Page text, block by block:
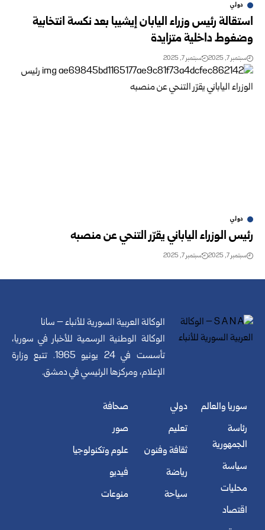
دولي
استقالة رئيس وزراء اليابان إيشيبا بعد نكسة انتخابية
وضغوط داخلية متزايدة
سبتمبر 7, 2025 سبتمبر 7, 2025
دولي
رئيس الوزراء الياباني يقرّر التنحي عن منصبه
سبتمبر 7, 2025 سبتمبر 7, 2025
الوكالة العربية السورية للأنباء – سانا
الوكالة الوطنية الرسمية للأخبار في سوريا،
تأسست في 24 يونيو 1965. تتبع وزارة
الإعلام، ومركزها الرئيسي في دمشق.
سوريا والعالم
رئاسة
الجمهورية
سياسة
محليات
اقتصاد
دولي
تعليم
ثقافة وفنون
رياضة
سياحة
صحافة
صور
علوم وتكنولوجيا
فيديو
منوعات